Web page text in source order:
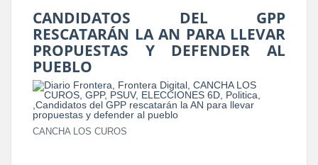
CANDIDATOS DEL GPP
RESCATARÁN LA AN PARA LLEVAR
PROPUESTAS Y DEFENDER AL
PUEBLO
CANCHA LOS CUROS